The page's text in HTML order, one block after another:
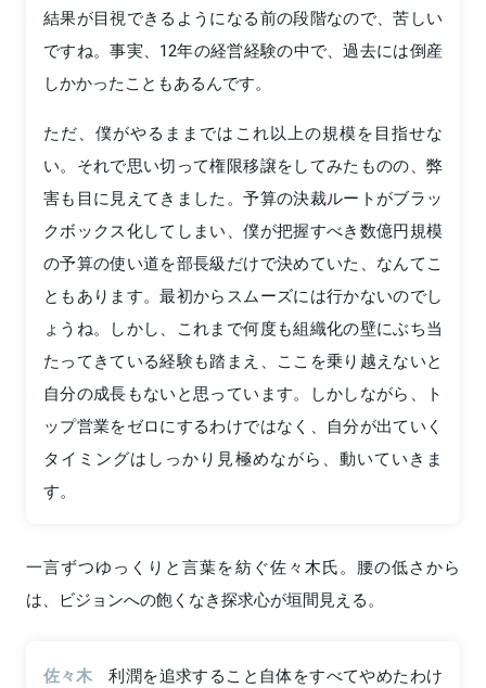
結果が目視できるようになる前の段階なので、苦しい
ですね。事実、12年の経営経験の中で、過去には倒産
しかかったこともあるんです。
ただ、僕がやるままではこれ以上の規模を目指せな
い。それで思い切って権限移譲をしてみたものの、弊
害も目に見えてきました。予算の決裁ルートがブラッ
クボックス化してしまい、僕が把握すべき数億円規模
の予算の使い道を部長級だけで決めていた、なんてこ
ともあります。最初からスムーズには行かないのでし
ょうね。しかし、これまで何度も組織化の壁にぶち当
たってきている経験も踏まえ、ここを乗り越えないと
自分の成長もないと思っています。しかしながら、ト
ップ営業をゼロにするわけではなく、自分が出ていく
タイミングはしっかり見極めながら、動いていきま
す。
一言ずつゆっくりと言葉を紡ぐ佐々木氏。腰の低さから
は、ビジョンへの飽くなき探求心が垣間見える。
佐々木
利潤を追求すること自体をすべてやめたわけ